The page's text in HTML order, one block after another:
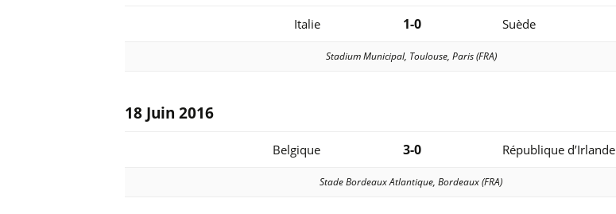
Italie 1-0 Suède
Stadium Municipal, Toulouse, Paris (FRA)
18 Juin 2016
Belgique 3-0 République d’Irlande
Stade Bordeaux Atlantique, Bordeaux (FRA)